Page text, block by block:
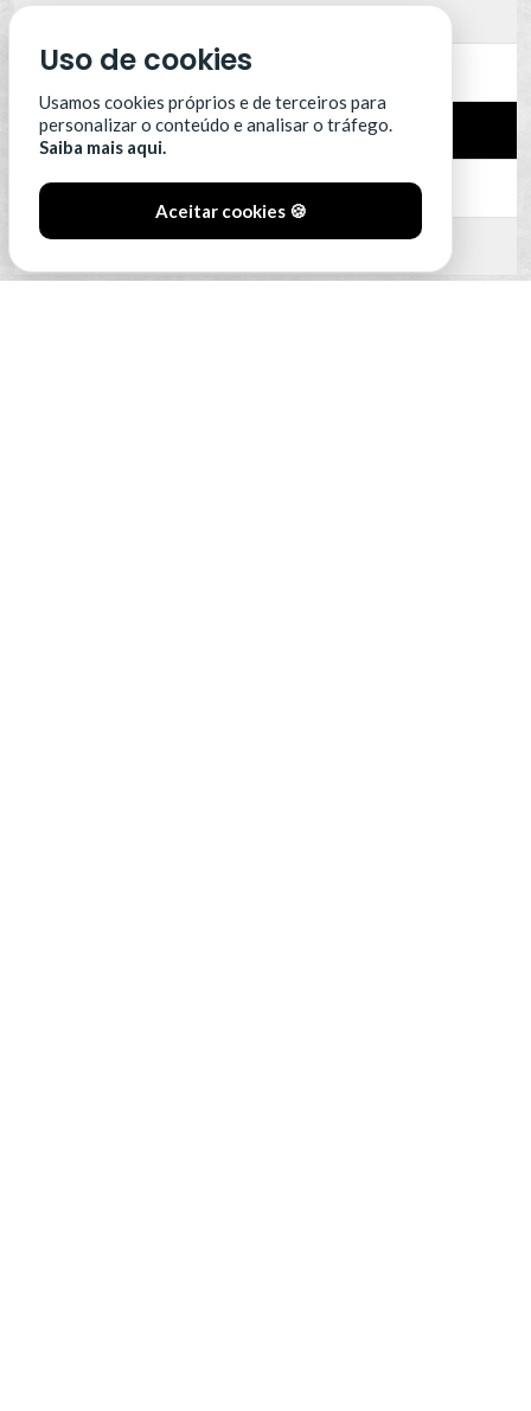
12 Leixões SC 0
13 Portimonense
14 SC Farense
15 SCU Torreense
16 Benfica B
Uso de cookies
Usamos cookies próprios e de terceiros para
personalizar o conteúdo e analisar o tráfego.
Saiba mais aqui.
Aceitar cookies 🍪